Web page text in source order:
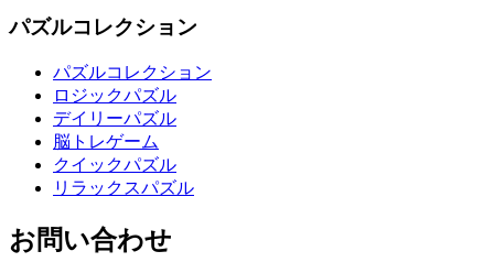
パズルコレクション
パズルコレクション
ロジックパズル
デイリーパズル
脳トレゲーム
クイックパズル
リラックスパズル
お問い合わせ